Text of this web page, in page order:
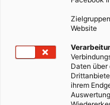
Website
Daten
ihrem